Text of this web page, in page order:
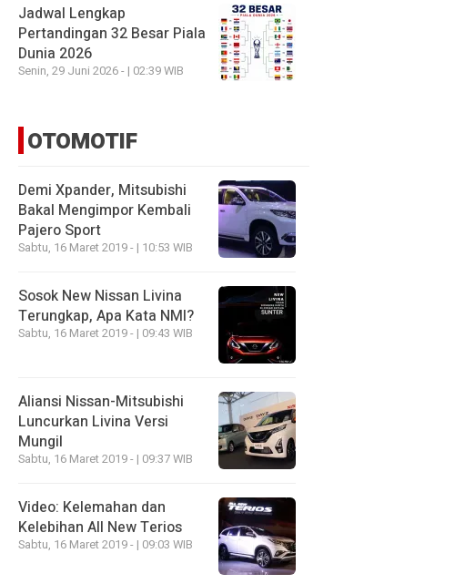
Jadwal Lengkap
Pertandingan 32 Besar Piala
Dunia 2026
Senin, 29 Juni 2026 - | 02:39 WIB
OTOMOTIF
Demi Xpander, Mitsubishi
Bakal Mengimpor Kembali
Pajero Sport
Sabtu, 16 Maret 2019 - | 10:53 WIB
Sosok New Nissan Livina
Terungkap, Apa Kata NMI?
Sabtu, 16 Maret 2019 - | 09:43 WIB
Aliansi Nissan-Mitsubishi
Luncurkan Livina Versi
Mungil
Sabtu, 16 Maret 2019 - | 09:37 WIB
Video: Kelemahan dan
Kelebihan All New Terios
Sabtu, 16 Maret 2019 - | 09:03 WIB